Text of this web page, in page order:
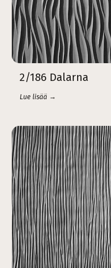
2/186 Dalarna
Lue lisää →